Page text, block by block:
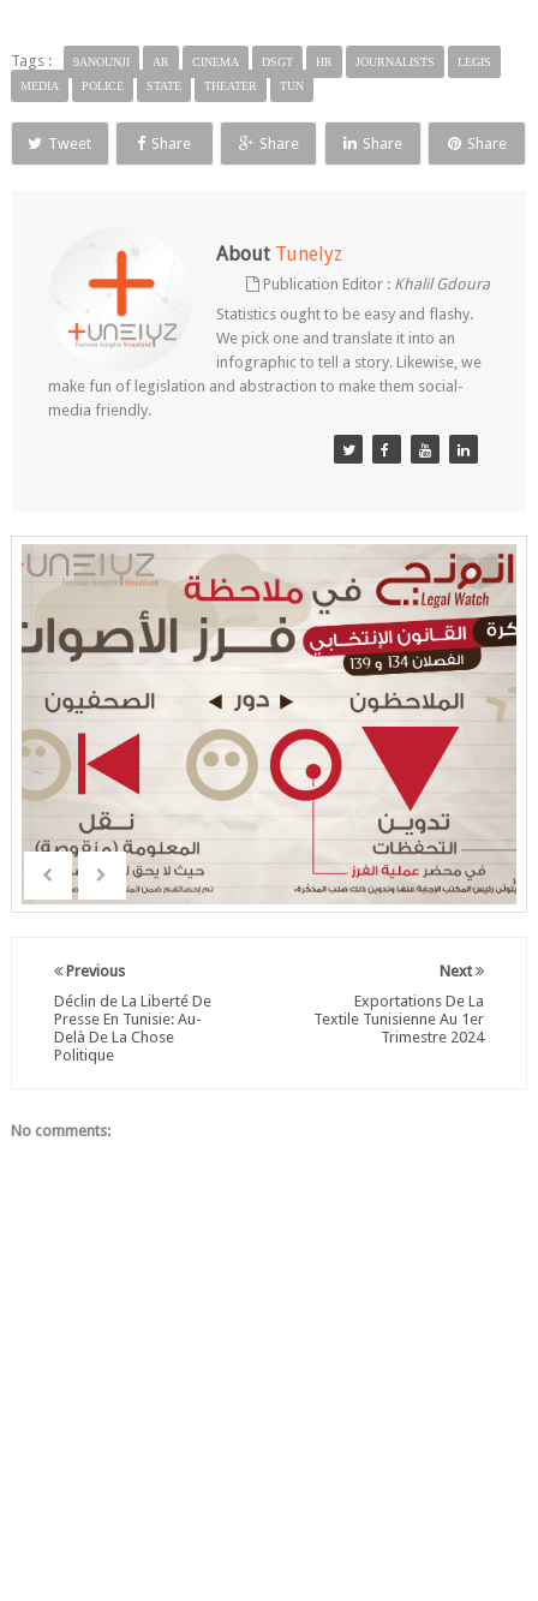
Tags : 9ANOUNJI AR CINEMA DSGT HR JOURNALISTS
LEGIS
MEDIA
POLICE STATE THEATER TUN
Tweet Share Share Share Share
About Tunelyz
Publication Editor : Khalil Gdoura
Statistics ought to be easy and flashy.
We pick one and translate it into an
infographic to tell a story. Likewise, we
make fun of legislation and abstraction to make them social-
media friendly.
Next
Exportations De La
Textile Tunisienne Au 1er
Trimestre 2024
Previous
Déclin de La Liberté De
Presse En Tunisie: Au-
Delà De La Chose
Politique
No comments: